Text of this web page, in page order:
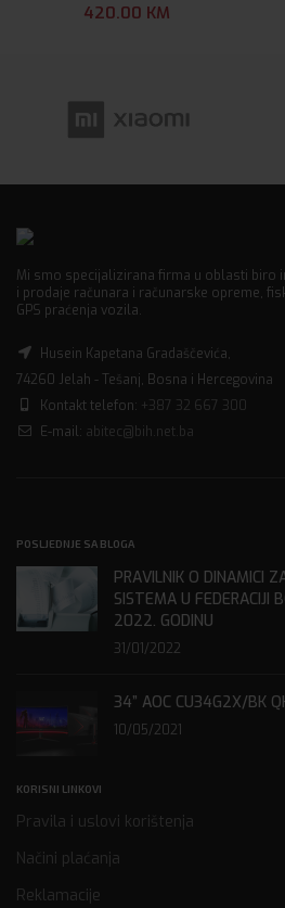
420.00 KM
Mi smo specijalizirana firma u oblasti biro
i prodaje računara i računarske opreme,
GPS praćenja vozila.
Husein Kapetana Gradaščevića,
74260 Jelah - Tešanj, Bosna i Hercegovina
Kontakt telefon: +387 32 667 300
E-mail: abitec@bih.net.ba
POSLJEDNJE SA BLOGA
PRAVILNIK O DINAMICI
SISTEMA U FEDERACIJI
2022. GODINU
31/01/2022
34” AOC CU34G2X/BK
10/05/2021
KORISNI LINKOVI
Pravila i uslovi korištenja
Načini plaćanja
Reklamacije